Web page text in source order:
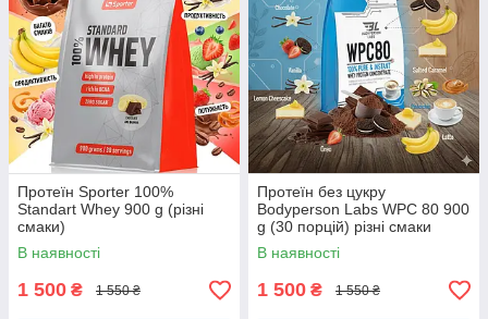
Протеїн Sporter 100%
Standart Whey 900 g (різні
смаки)
В наявності
1 500 ₴ 1 550 ₴
Протеїн без цукру
Bodyperson Labs WPC 80 900
g (30 порцій) різні смаки
В наявності
1 500 ₴ 1 550 ₴